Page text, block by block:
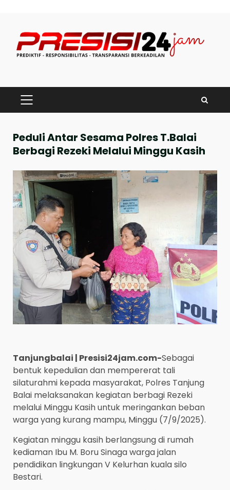
content
PRIMARY
MENU
Peduli Antar Sesama Polres T.Balai
Berbagi Rezeki Melalui Minggu Kasih
Tanjungbalai | Presisi24jam.com-Sebagai
bentuk kepedulian dan mempererat tali
silaturahmi kepada masyarakat, Polres Tanjung
Balai melaksanakan kegiatan berbagi Rezeki
melalui Minggu Kasih untuk meringankan beban
warga yang kurang mampu, Minggu (7/9/2025).
Kegiatan minggu kasih berlangsung di rumah
kediaman Ibu M. Boru Sinaga warga jalan
pendidikan lingkungan V Kelurhan kuala silo
Bestari.